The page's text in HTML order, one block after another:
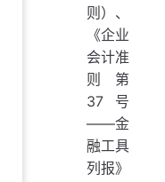
则）、
《企业
会计准
则第
37号
——金
融工具
列报》